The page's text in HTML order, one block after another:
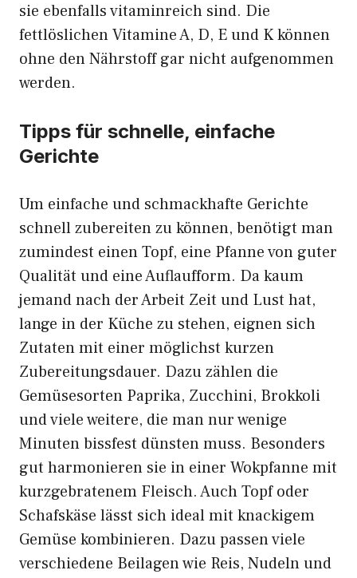
sie ebenfalls vitaminreich sind. Die
fettlöslichen Vitamine A, D, E und K können
ohne den Nährstoff gar nicht aufgenommen
werden.
Tipps für schnelle, einfache
Gerichte
Um einfache und schmackhafte Gerichte
schnell zubereiten zu können, benötigt man
zumindest einen Topf, eine Pfanne von guter
Qualität und eine Auflaufform. Da kaum
jemand nach der Arbeit Zeit und Lust hat,
lange in der Küche zu stehen, eignen sich
Zutaten mit einer möglichst kurzen
Zubereitungsdauer. Dazu zählen die
Gemüsesorten Paprika, Zucchini, Brokkoli
und viele weitere, die man nur wenige
Minuten bissfest dünsten muss. Besonders
gut harmonieren sie in einer Wokpfanne mit
kurzgebratenem Fleisch. Auch Topf oder
Schafskäse lässt sich ideal mit knackigem
Gemüse kombinieren. Dazu passen viele
verschiedene Beilagen wie Reis, Nudeln und